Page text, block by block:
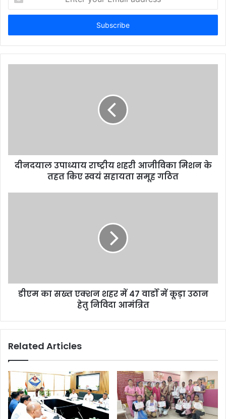
your
Email
दीनदयाल उपाध्याय राष्ट्रीय शहरी आजीविका मिशन के
तहत किए स्वयं सहायता समूह गठित
डीएम का सख्त एक्शन शहर में 47 वार्डो में कूड़ा उठान
हेतु निविदा आमंत्रित
Related Articles